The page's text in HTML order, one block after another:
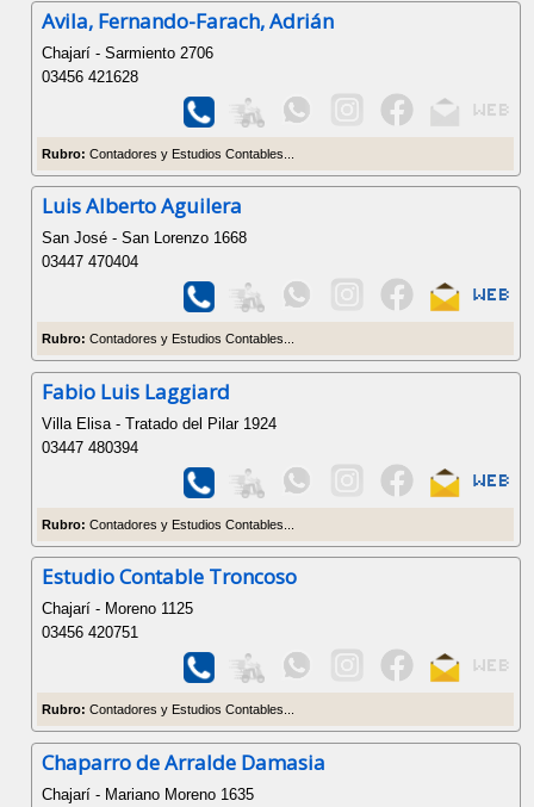
Avila, Fernando-Farach, Adrián
Chajarí - Sarmiento 2706
03456 421628
Rubro: Contadores y Estudios Contables...
Luis Alberto Aguilera
San José - San Lorenzo 1668
03447 470404
Rubro: Contadores y Estudios Contables...
Fabio Luis Laggiard
Villa Elisa - Tratado del Pilar 1924
03447 480394
Rubro: Contadores y Estudios Contables...
Estudio Contable Troncoso
Chajarí - Moreno 1125
03456 420751
Rubro: Contadores y Estudios Contables...
Chaparro de Arralde Damasia
Chajarí - Mariano Moreno 1635